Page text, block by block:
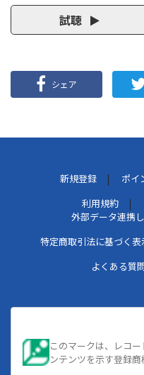
試聴
シェア
新規登録 ポイ
利用規約
外部データ連携
特定商取引法に基づく表
よくある質
このマークは、レコ
ンテンツを示す登録